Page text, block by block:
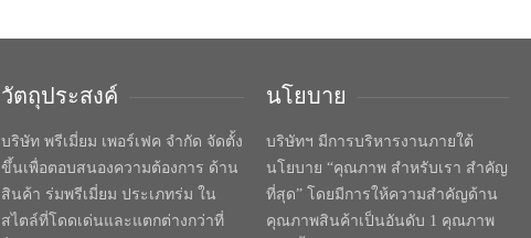
วัตถุประสงค์
บริษัท พรีเมี่ยม เพอร์เฟค จำกัด จัดตั้ง
ขึ้นเพื่อตอบสนองความต้องการ ด้าน
สินค้า ร่มพรีเมี่ยม ประเภทร่ม ใน
สไตล์ที่โดดเด่นและแตกต่างกว่าที่
นโยบาย
บริษัทฯ มีการบริหารงานภายใต้
นโยบาย “คุณภาพ สำหรับเรา สำคัญ
ที่สุด” โดยมีการให้ความสำคัญด้าน
คุณภาพสินค้าเป็นอันดับ 1 คุณภาพ